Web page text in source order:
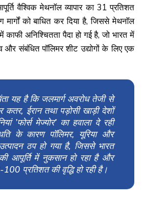
वैश्विक मेथनॉल व्यापार का 31 प्रतिशत
मार्गों को बाधित कर दिया है, जिससे मेथनॉल
काफी अनिश्चितता पैदा हो गई है, जो भारत में
संबंधित पॉलिमर शीट उद्योगों के लिए एक
यह है कि जलमार्ग अवरोध तेजी से
ईरान तथा पड़ोसी खाड़ी देशों
’फोर्स मेज्योर’ का हवाला दे रही
के कारण पॉलिमर, यूरिया और
ठप हो गया है, जिससे भारत
आपूर्ति में नुकसान हो रहा है और
प्रतिशत की वृद्धि हो रही है।